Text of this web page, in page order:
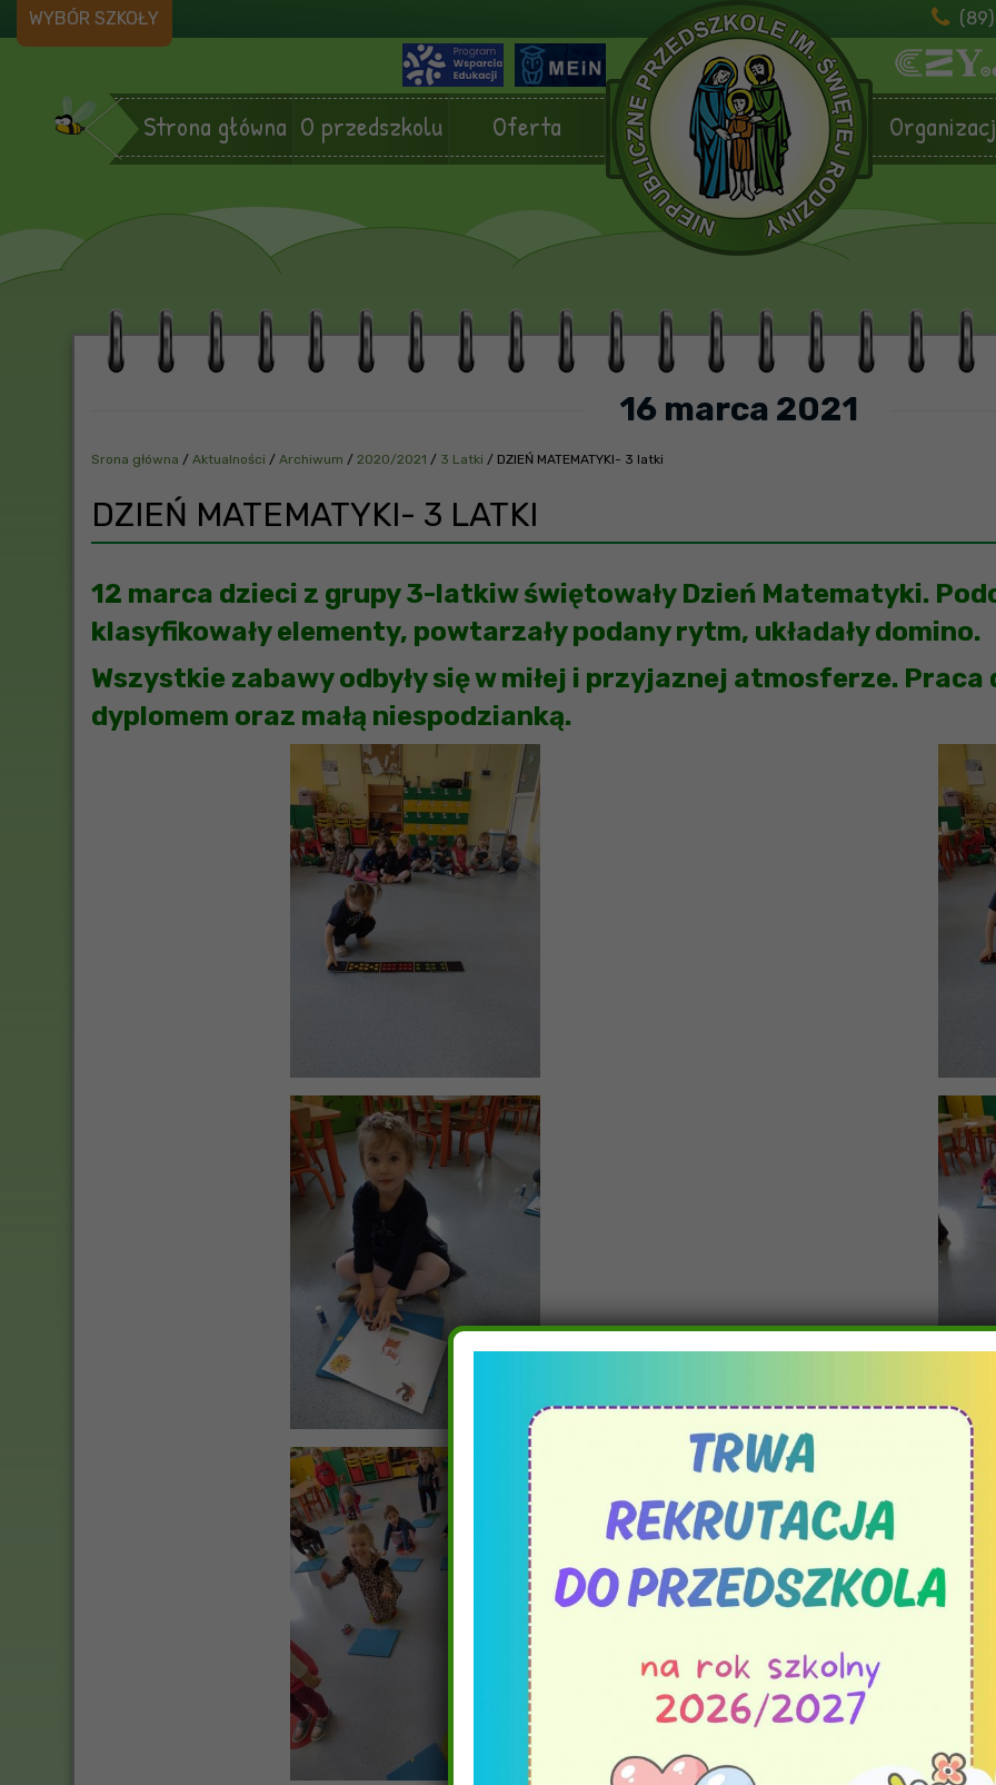
WYBÓR SZKOŁY
Strona główna O przedszkolu Oferta
16 marca 2021
Srona główna / Aktualności / Archiwum / 2020/2021 / 3 Latki / DZIEŃ MATEMATYKI- 3 latki
DZIEŃ MATEMATYKI- 3 LATKI
12 marca dzieci z grupy 3-latkiw świętowały Dzień Matematyki.
klasyfikowały elementy, powtarzały podany rytm, układały domino.
Wszystkie zabawy odbyły się w miłej i przyjaznej atmosferze.
dyplomem oraz małą niespodzianką.